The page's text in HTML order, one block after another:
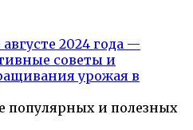
2024 года —
советы и
урожая в
популярных и полезных